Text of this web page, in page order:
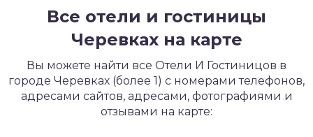
Все отели и гостиницы
Черевках на карте
Вы можете найти все Отели И Гостиницов в
городе Черевках (более 1) с номерами телефонов,
адресами сайтов, адресами, фотографиями и
отзывами на карте: